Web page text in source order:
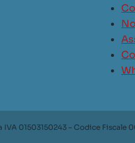
01503150243 – Codice Fiscale